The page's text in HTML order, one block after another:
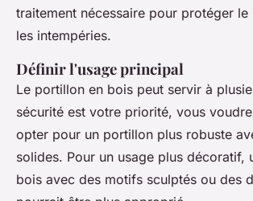
traitement nécessaire pour protéger
les intempéries.
Définir l'usage principal
Le portillon en bois peut servir à
sécurité est votre priorité, vous
opter pour un portillon plus robuste
solides. Pour un usage plus décoratif,
bois avec des motifs sculptés ou des